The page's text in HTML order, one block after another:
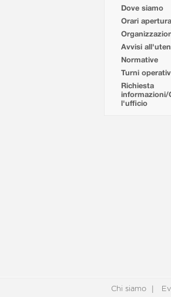
Dove siamo
Orari
Avvisi
Normative
Turni
Richiesta
informazioni/
l'ufficio
Chi siamo